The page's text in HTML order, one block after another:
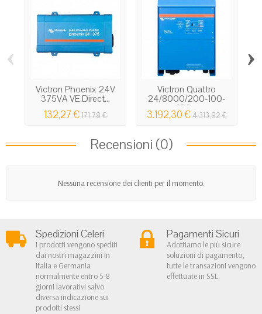
Victron Phoenix 24V
375VA VE.Direct...
132,27 €171,78 €
Victron Quattro
24/8000/200-100-
100...
3.192,30 €4.313,92 €
‹ ›
Recensioni (0)
Nessuna recensione dei clienti per il momento.
Spedizioni Celeri
I prodotti vengono spediti
dai nostri magazzini in
Italia e Germania
normalmente entro 5-8
giorni lavorativi salvo
diversa indicazione sui
prodotti stessi
Pagamenti Sicuri
Adottiamo le più sicure
soluzioni di pagamento,
tutte le transazioni vengono
effettuate in SSL.